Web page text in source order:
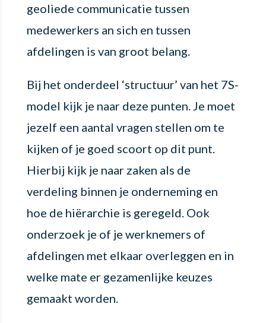
geoliede communicatie tussen
medewerkers an sich en tussen
afdelingen is van groot belang.
Bij het onderdeel ‘structuur’ van het 7S-
model kijk je naar deze punten. Je moet
jezelf een aantal vragen stellen om te
kijken of je goed scoort op dit punt.
Hierbij kijk je naar zaken als de
verdeling binnen je onderneming en
hoe de hiërarchie is geregeld. Ook
onderzoek je of je werknemers of
afdelingen met elkaar overleggen en in
welke mate er gezamenlijke keuzes
gemaakt worden.